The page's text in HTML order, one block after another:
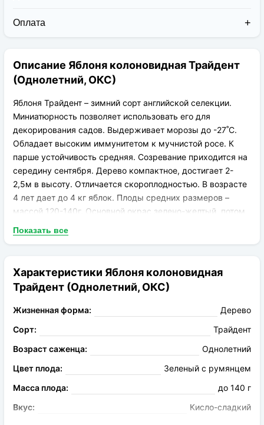
курьерскими службами:
транспортировки вплоть до 14 дней (с учётом
хранения на складе).
Оплата
На карту приват банка перед отправкой;
По выставленному счёту (реквизитам
юридического лица);
Описание Яблоня колоновидная Трайдент
(Однолетний, ОКС)
Яблоня Трайдент – зимний сорт английской селекции.
Миниатюрность позволяет использовать его для
декорирования садов. Выдерживает морозы до -27˚С.
Обладает высоким иммунитетом к мучнистой росе. К
парше устойчивость средняя. Созревание приходится на
середину сентября. Дерево компактное, достигает 2-
2,5м в высоту. Отличается скороплодностью. В возрасте
4 лет дает до 4 кг яблок. Плоды средних размеров –
массой 120-140г. Основной окрас зелено-желтый, потом
средней плотности, сочная, мелкозерниста, кисло-
Показать все
Характеристики Яблоня колоновидная
Трайдент (Однолетний, ОКС)
Жизненная форма:
Дерево
Сорт:
Трайдент
Возраст саженца:
Однолетний
Цвет плода:
Зеленый с румянцем
Масса плода:
до 140 г
Вкус:
Кисло-сладкий